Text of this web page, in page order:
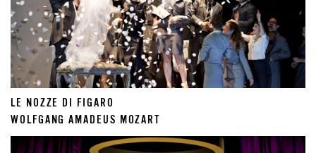
LE NOZZE DI FIGARO
WOLFGANG AMADEUS MOZART